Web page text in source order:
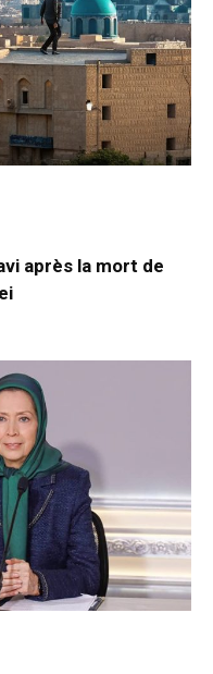
après la mort de